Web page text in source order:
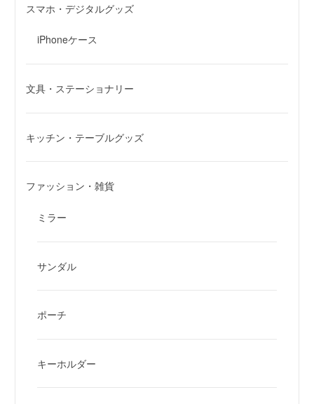
スマホ・デジタルグッズ
iPhoneケース
文具・ステーショナリー
キッチン・テーブルグッズ
ファッション・雑貨
ミラー
サンダル
ポーチ
キーホルダー